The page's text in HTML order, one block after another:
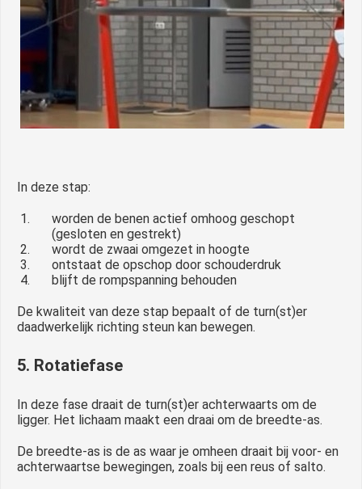
In deze stap:
worden de benen actief omhoog geschopt
(gesloten en gestrekt)
wordt de zwaai omgezet in hoogte
ontstaat de opschop door schouderdruk
blijft de rompspanning behouden
De kwaliteit van deze stap bepaalt of de turn(st)er
daadwerkelijk richting steun kan bewegen.
5. Rotatiefase
In deze fase draait de turn(st)er achterwaarts om de
ligger. Het lichaam maakt een draai om de breedte-as.
De breedte-as is de as waar je omheen draait bij voor- en
achterwaartse bewegingen, zoals bij een reus of salto.